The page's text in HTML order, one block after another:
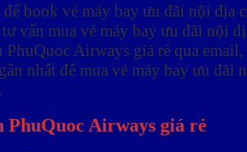
để book vé máy bay ưu đãi nội địa
vấn mua vé máy bay ưu đãi nội
Airways giá rẻ qua email,
nhất để mua vé máy bay ưu đãi
.
PhuQuoc Airways giá rẻ